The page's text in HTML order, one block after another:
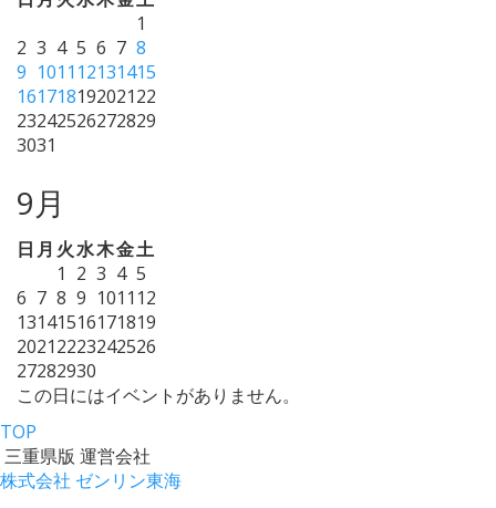
1
2 3 4 5 6 7 8
9 1011 12131415
16171819202122
23242526272829
3031
9月
日 月 火水木金土
1 2 3 4 5
6 7 8 9 1011 12
13141516171819
20212223242526
27282930
この日にはイベントがありません。
TOP
三重県版 運営会社
株式会社 ゼンリン東海